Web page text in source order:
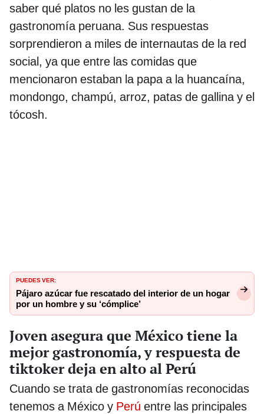
saber qué platos no les gustan de la
gastronomía peruana. Sus respuestas
sorprendieron a miles de internautas de la red
social, ya que entre las comidas que
mencionaron estaban la papa a la huancaína,
mondongo, champú, arroz, patas de gallina y el
tócosh.
PUEDES VER:
Pájaro azúcar fue rescatado del interior de un hogar
por un hombre y su ‘cómplice’
Joven asegura que México tiene la
mejor gastronomía, y respuesta de
tiktoker deja en alto al Perú
Cuando se trata de gastronomías reconocidas
tenemos a México y Perú entre las principales